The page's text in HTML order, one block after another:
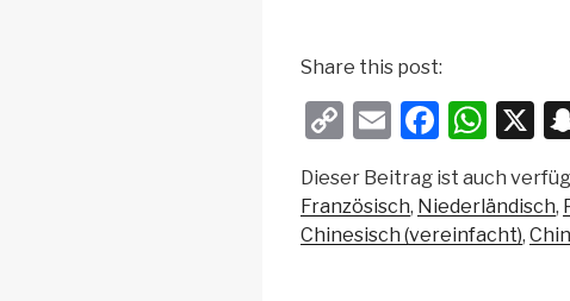
Share this post:
C
o
p
y
E
m
ail
F
a
c
e
W
h
at
s
X
Dieser Beitrag ist auch
Französisch Niederländisch
Chinesisch (vereinfacht)